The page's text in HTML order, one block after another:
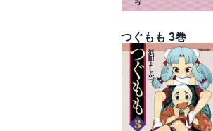
つぐもも 3巻